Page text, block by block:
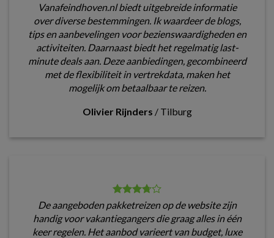
Vanafeindhoven.nl biedt uitgebreide informatie
over diverse bestemmingen. Ik waardeer de blogs,
tips en aanbevelingen voor bezienswaardigheden en
activiteiten. Daarnaast biedt het regelmatig last-
minute deals aan. Deze aanbiedingen, gecombineerd
met de flexibiliteit in vertrekdata, maken het
mogelijk om betaalbaar te reizen.
Olivier Rijnders / Tilburg
De aangeboden pakketreizen op de website zijn
handig voor vakantiegangers die graag alles in één
keer regelen. Het aanbod varieert van budget, luxe